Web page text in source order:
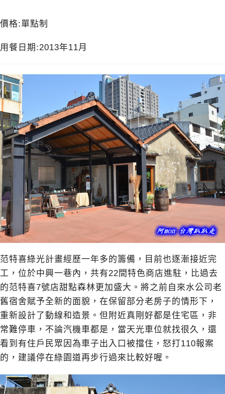
價格:單點制
用餐日期:2013年11月
范特喜綠光計畫經歷一年多的籌備，目前也逐漸接近完
工，位於中興一巷內，共有22間特色商店進駐，比過去
的范特喜7號店甜點森林更加盛大。將之前自來水公司老
舊宿舍賦予全新的面貌，在保留部分老房子的情形下，
重新設計了動線和造景。但附近真剛好都是住宅區，非
常難停車，不論汽機車都是，當天光車位就找很久，還
看到有住戶民眾因為車子出入口被擋住，怒打110報案
的，建議停在綠園道再步行過來比較好喔。